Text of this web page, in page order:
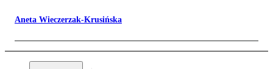
Aneta Wieczerzak-Krusińska